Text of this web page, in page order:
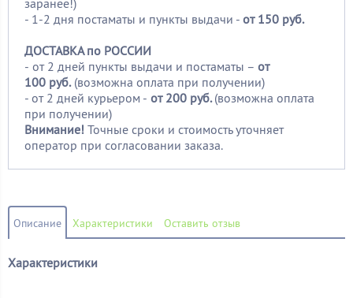
заранее!)
- 1-2 дня постаматы и пункты выдачи - от 150 руб.
ДОСТАВКА по РОССИИ
- от 2 дней пункты выдачи и постаматы – от
100 руб. (возможна оплата при получении)
- от 2 дней курьером - от 200 руб.(возможна оплата
при получении)
Внимание! Точные сроки и стоимость уточняет
оператор при согласовании заказа.
Описание Характеристики Оставить отзыв
Характеристики